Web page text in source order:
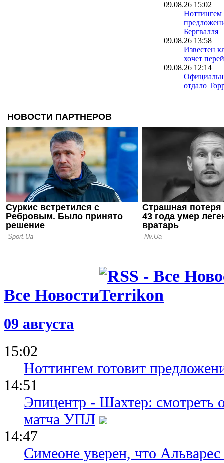
09.08.26 15:02
Ноттингем
Бергвалля
09.08.26 13:58
Известен
хочет
09.08.26 12:14
отдало
08.08.26 23:59
Диего
даже в
Все Новости
09 августа
15:02
Ноттингем готовит
14:51
Эпицентр - Шахтер: смотреть
матча УПЛ
14:47
Симеоне уверен, что Альварес